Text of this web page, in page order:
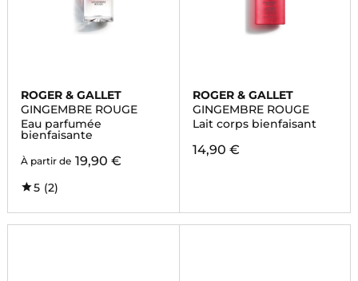
ROGER & GALLET
GINGEMBRE ROUGE
Eau parfumée
bienfaisante
À partir de 19,90 €
5 (2)
ROGER & GALLET
GINGEMBRE ROUGE
Lait corps bienfaisant
14,90 €